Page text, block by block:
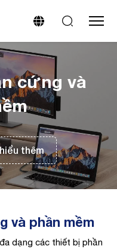
cứng và
thêm
và phần mềm
dạng các thiết bị phần